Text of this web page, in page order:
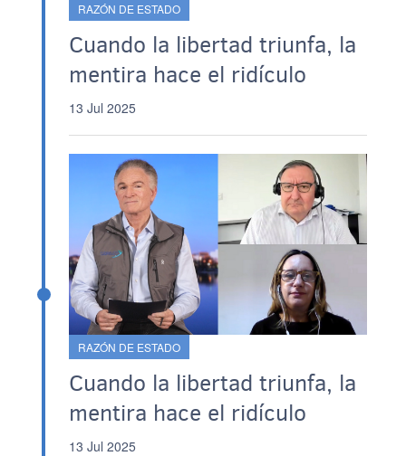
RAZÓN DE ESTADO
Cuando la libertad triunfa, la
mentira hace el ridículo
13 Jul 2025
RAZÓN DE ESTADO
Cuando la libertad triunfa, la
mentira hace el ridículo
13 Jul 2025